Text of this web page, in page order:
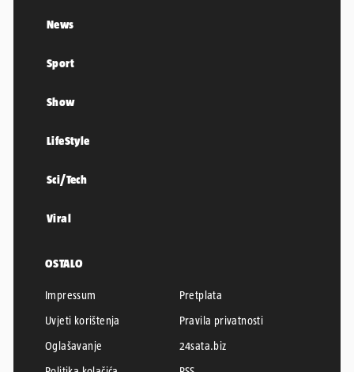
News
Sport
Show
LifeStyle
Sci/Tech
Viral
OSTALO
Impressum
Pretplata
Uvjeti korištenja
Pravila privatnosti
Oglašavanje
24sata.biz